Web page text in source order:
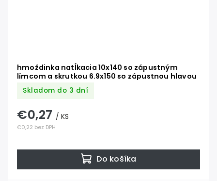
hmoždinka natĺkacia 10x140 so zápustným
límcom a skrutkou 6.9x150 so zápustnou hlavou
Skladom do 3 dní
€0,22 bez DPH
€0,27 / KS
Do košíka